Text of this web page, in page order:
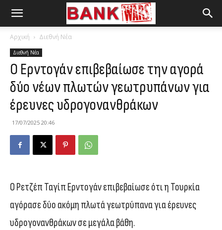
Αρχική Διεθνή Νέα
Διεθνή Νέα
Ο Ερντογάν επιβεβαίωσε την αγορά
δύο νέων πλωτών γεωτρυπάνων για
έρευνες υδρογονανθράκων
17/07/2025 20:46
Ο Ρετζέπ Ταγίπ Ερντογάν επιβεβαίωσε ότι η Τουρκία
αγόρασε δύο ακόμη πλωτά γεωτρύπανα για έρευνες
υδρογονανθράκων σε μεγάλα βάθη.